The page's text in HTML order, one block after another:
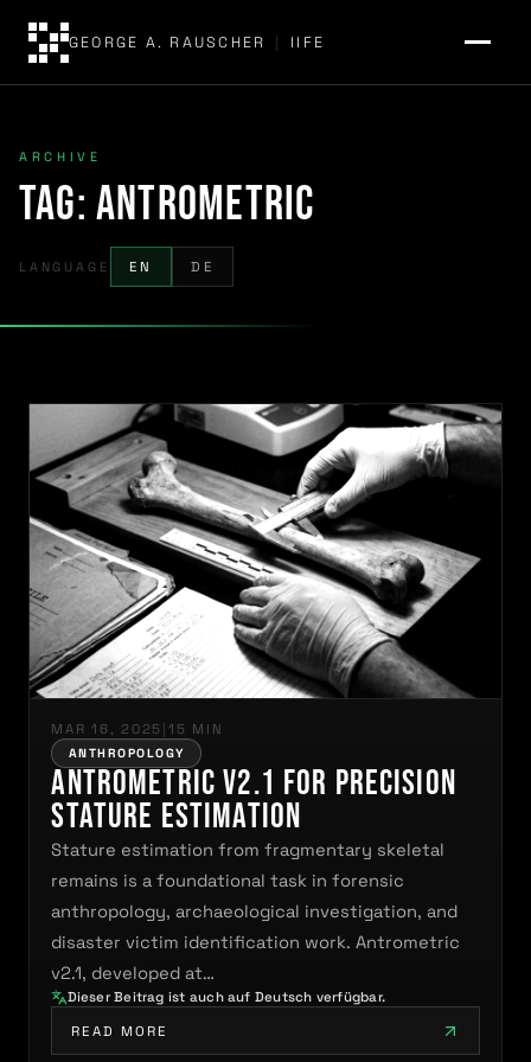
GEORGE A. RAUSCHER | IIFE
ARCHIVE
Tag:Antrometric
LANGUAGE EN DE
MAR 16, 2025 | 15 MIN
ANTHROPOLOGY
Antrometric v2.1 for Precision
Stature Estimation
Stature estimation from fragmentary skeletal
remains is a foundational task in forensic
anthropology, archaeological investigation, and
disaster victim identification work. Antrometric
v2.1, developed at…
Dieser Beitrag ist auch auf Deutsch verfügbar.
READ MORE